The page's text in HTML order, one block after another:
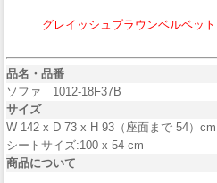
グレイッシュブラウンベルベッ
品名・品番
ソファ 1012-18F37B
サイズ
W 142 x D 73 x H 93（座面まで 54）cm
シートサイズ:100 x 54 cm
商品について